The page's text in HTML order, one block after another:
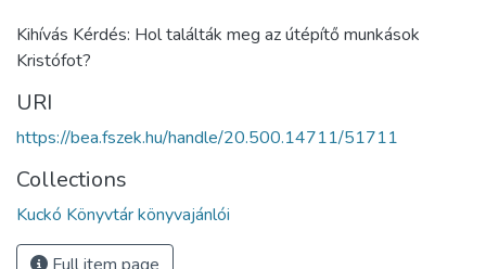
Kihívás Kérdés: Hol találták meg az útépítő munkások
Kristófot?
URI
https://bea.fszek.hu/handle/20.500.14711/51711
Collections
Kuckó Könyvtár könyvajánlói